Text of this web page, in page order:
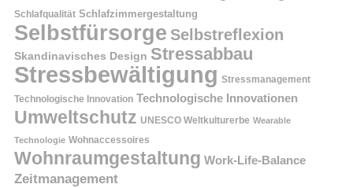
Schlafqualität Schlafzimmergestaltung
Selbstfürsorge Selbstreflexion
Skandinavisches Design Stressabbau
Stressbewältigung Stressmanagement
Technologische Innovation Technologische Innovationen
Umweltschutz UNESCO Weltkulturerbe Wearable
Technologie Wohnaccessoires
Wohnraumgestaltung Work-Life-Balance
Zeitmanagement